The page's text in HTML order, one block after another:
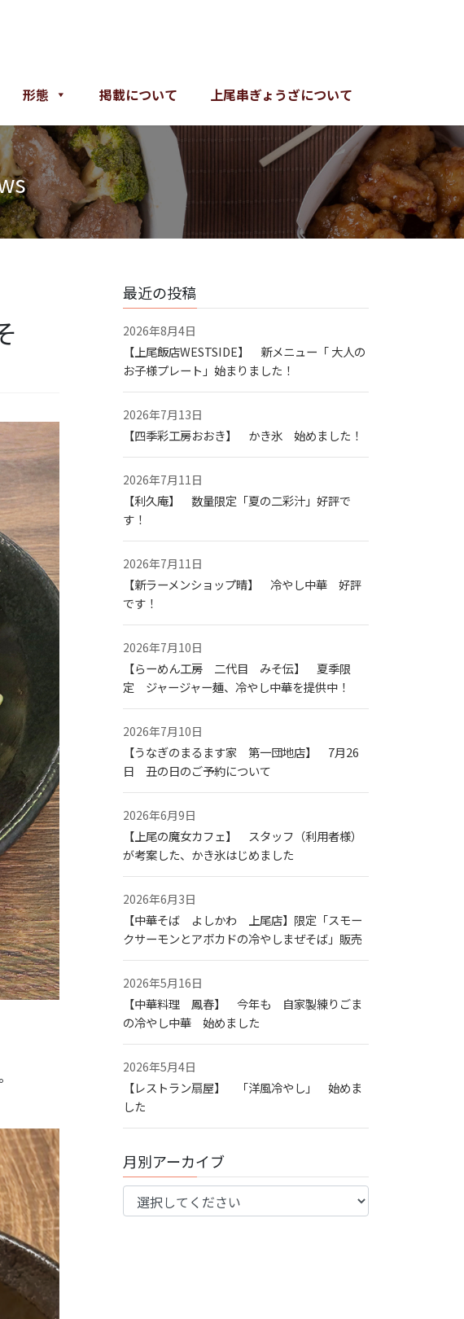
形態 掲載について 上尾串ぎょうざについて
最近の投稿
2026年8月4日
【上尾飯店WESTSIDE】 新メニュー「 大人の
お子様プレート」始まりました！
2026年7月13日
【四季彩工房おおき】 かき氷 始めました！
2026年7月11日
【利久庵】 数量限定「夏の二彩汁」好評で
す！
2026年7月11日
【新ラーメンショップ晴】 冷やし中華 好評
です！
2026年7月10日
【らーめん工房 二代目 みそ伝】 夏季限
定 ジャージャー麺、冷やし中華を提供中！
2026年7月10日
【うなぎのまるます家 第一団地店】 7月26
日 丑の日のご予約について
2026年6月9日
【上尾の魔女カフェ】 スタッフ（利用者様）
が考案した、かき氷はじめました
2026年6月3日
【中華そば よしかわ 上尾店】限定「スモー
クサーモンとアボカドの冷やしまぜそば」販売
2026年5月16日
【中華料理 鳳春】 今年も 自家製練りごま
の冷やし中華 始めました
2026年5月4日
【レストラン扇屋】 「洋風冷やし」 始めま
した
月別アーカイブ